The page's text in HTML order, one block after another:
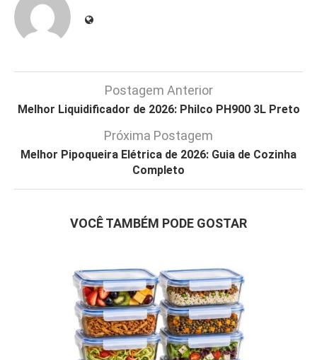
Postagem Anterior
Melhor Liquidificador de 2026: Philco PH900 3L Preto
Próxima Postagem
Melhor Pipoqueira Elétrica de 2026: Guia de Cozinha
Completo
VOCÊ TAMBÉM PODE GOSTAR